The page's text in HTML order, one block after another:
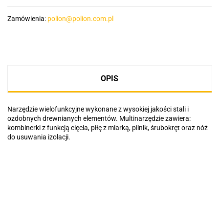
Zamówienia: polion@polion.com.pl
OPIS
Narzędzie wielofunkcyjne wykonane z wysokiej jakości stali i
ozdobnych drewnianych elementów. Multinarzędzie zawiera:
kombinerki z funkcją cięcia, piłę z miarką, pilnik, śrubokręt oraz nóż
do usuwania izolacji.